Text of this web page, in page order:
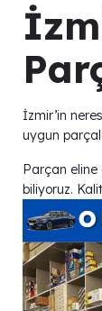
İzmir’in
uygun
Parçan eline
biliyoruz.